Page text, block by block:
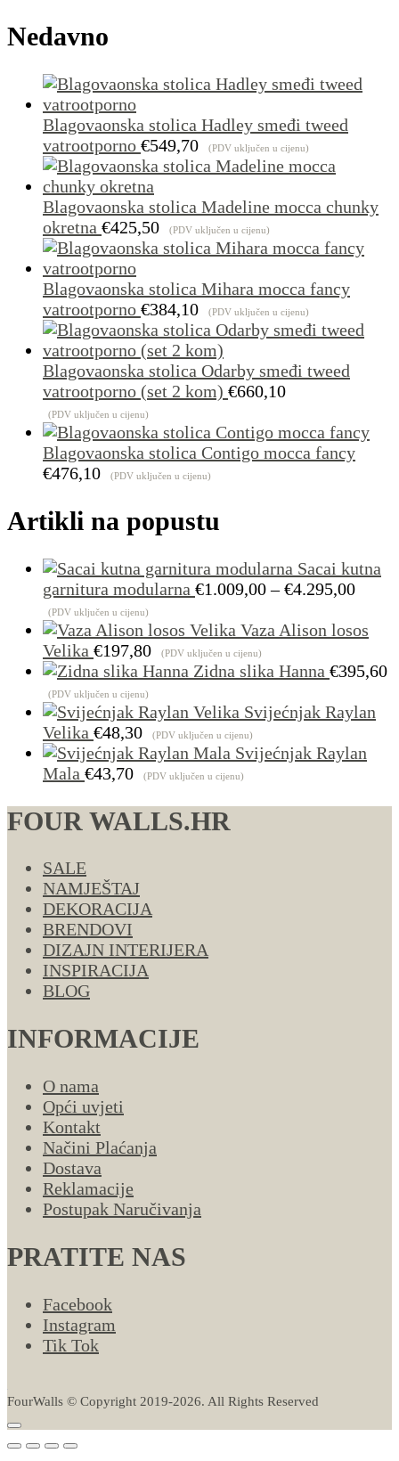
Nedavno
Blagovaonska stolica Hadley smeđi tweed
vatrootporno €549,70 (PDV uključen u cijenu)
Blagovaonska stolica Madeline mocca chunky
okretna €425,50 (PDV uključen u cijenu)
Blagovaonska stolica Mihara mocca fancy
vatrootporno €384,10 (PDV uključen u cijenu)
Blagovaonska stolica Odarby smeđi tweed
vatrootporno (set 2 kom) €660,10
(PDV uključen u cijenu)
Blagovaonska stolica Contigo mocca fancy
€476,10 (PDV uključen u cijenu)
Artikli na popustu
Sacai kutna
garnitura modularna €1.009,00 – €4.295,00
od
do
(PDV uključen u cijenu)
Vaza Alison losos
Velika €197,80 (PDV uključen u cijenu)
Zidna slika Hanna €395,60
(PDV uključen u cijenu)
Svijećnjak Raylan
Velika €48,30 (PDV uključen u cijenu)
Svijećnjak Raylan
Mala €43,70 (PDV uključen u cijenu)
FOUR WALLS.HR
SALE
NAMJEŠTAJ
DEKORACIJA
BRENDOVI
DIZAJN INTERIJERA
INSPIRACIJA
BLOG
INFORMACIJE
O nama
Opći uvjeti
Kontakt
Načini Plaćanja
Dostava
Reklamacije
Postupak Naručivanja
PRATITE NAS
Facebook
Instagram
Tik Tok